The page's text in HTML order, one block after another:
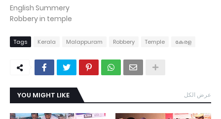
English Summery
Robbery in temple
Tags Kerala Malappuram Robbery Temple കേരള
YOU MIGHT LIKE عرض الكل